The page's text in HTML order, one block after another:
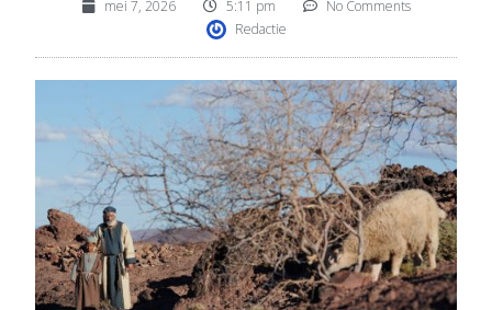
mei 7, 2026 5:11 pm
No Comments
Redactie